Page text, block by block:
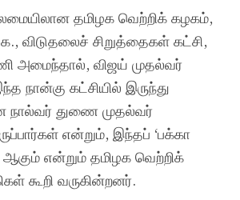
தமிழக வெற்றிக் கழகம்,
விடுதலைச் சிறுத்தைகள் கட்சி,
அமைந்தால், விஜய் முதல்வர்
நான்கு கட்சியில் இருந்து
நால்வர் துணை முதல்வர்
என்றும், இந்தப் ‘பக்கா
ஆகும் என்றும் தமிழக வெற்றிக்
கூறி வருகின்றனர்.